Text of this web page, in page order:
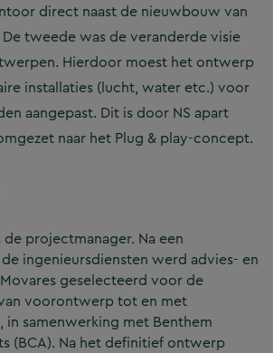
direct naast de nieuwbouw van
De tweede was de veranderde visie
Hierdoor moest het ontwerp
installaties (lucht, water etc.) voor
aangepast. Dit is door NS apart
naar het Plug & play-concept.
projectmanager. Na een
ingenieursdiensten werd advies- en
geselecteerd voor de
voorontwerp tot en met
samenwerking met Benthem
(BCA). Na het definitief ontwerp